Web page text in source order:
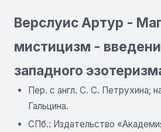
Верслуис Артур -
мистицизм -
западного
Пер. с англ. С. С. Петрухина;
Гальцина.
СПб.: Издательство